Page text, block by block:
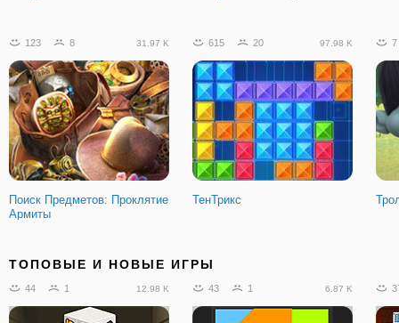
123 8 31.97 K
Поиск Предметов: Проклятие
Армиты
615 20 97.98 K
ТенТрикс
7
ТОПОВЫЕ И НОВЫЕ ИГРЫ
44 1 12.98 K 43 1 6.87 K